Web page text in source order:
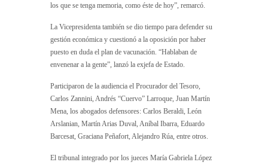
los que se tenga memoria, como éste de hoy”, remarcó.
La Vicepresidenta también se dio tiempo para defender su
gestión económica y cuestionó a la oposición por haber
puesto en duda el plan de vacunación. “Hablaban de
envenenar a la gente”, lanzó la exjefa de Estado.
Participaron de la audiencia el Procurador del Tesoro,
Carlos Zannini, Andrés “Cuervo” Larroque, Juan Martín
Mena, los abogados defensores: Carlos Beraldi, León
Arslanian, Martín Arias Duval, Aníbal Ibarra, Eduardo
Barcesat, Graciana Peñafort, Alejandro Rúa, entre otros.
El tribunal integrado por los jueces María Gabriela López